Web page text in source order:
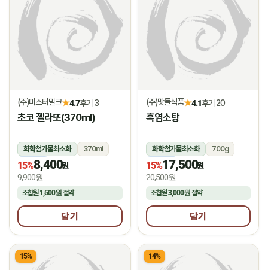
(주)미스터밀크★4.7후기 3
초코 젤라또(370ml)
화학첨가물최소화
370ml
냉동
15%8,400원
9,900원
조합원1,500원 절약
담기
(주)맛들식품★4.1후기 20
흑염소탕
화학첨가물최소화
700g
냉동
15%17,500원
20,500원
조합원3,000원절약
담기
15% 14%